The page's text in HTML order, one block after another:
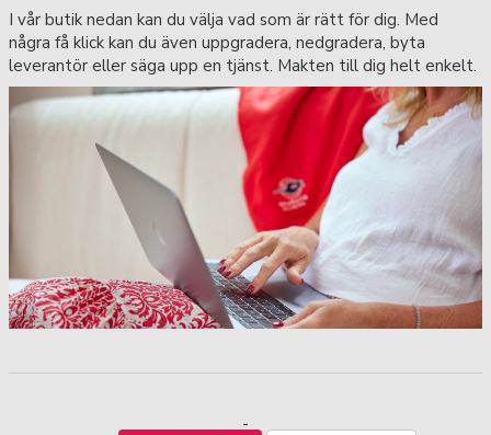
I vår butik nedan kan du välja vad som är rätt för dig. Med
några få klick kan du även uppgradera, nedgradera, byta
leverantör eller säga upp en tjänst. Makten till dig helt enkelt.